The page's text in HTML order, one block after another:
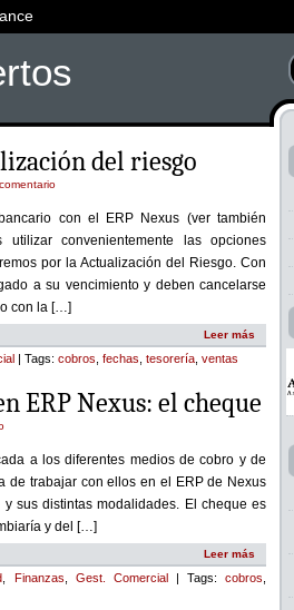
del riesgo
con el ERP Nexus (ver también
convenientemente las opciones
por la Actualización del Riesgo. Con
a su vencimiento y deben cancelarse
con la […]
Leer más
| Tags: cobros fechas tesorería ventas
ERP Nexus: el cheque
a los diferentes medios de cobro y de
de trabajar con ellos en el ERP de Nexus
sus distintas modalidades. El cheque es
y del […]
Leer más
Finanzas Gest. Comercial| Tags:cobros